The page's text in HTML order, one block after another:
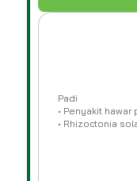
Padi
• Penyakit hawar
• Rhizoctonia